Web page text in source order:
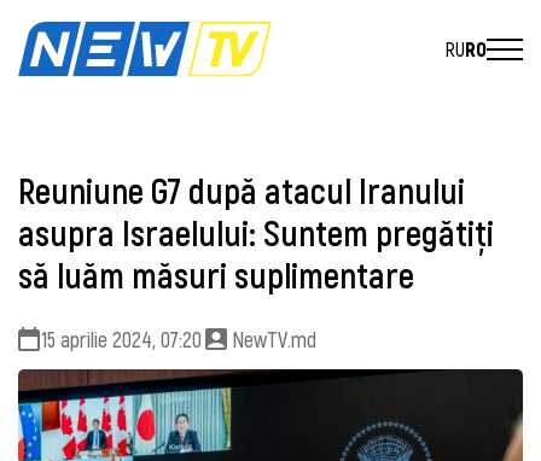
RURO
Reuniune G7 după atacul Iranului
asupra Israelului: Suntem pregătiţi
să luăm măsuri suplimentare
15 aprilie 2024, 07:20 NewTV.md